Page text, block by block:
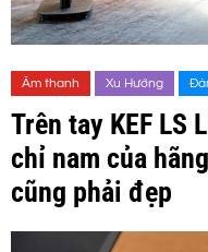
Âm thanh Xu Hướng
Trên tay KEF LS
chỉ nam của
cũng phải đẹp